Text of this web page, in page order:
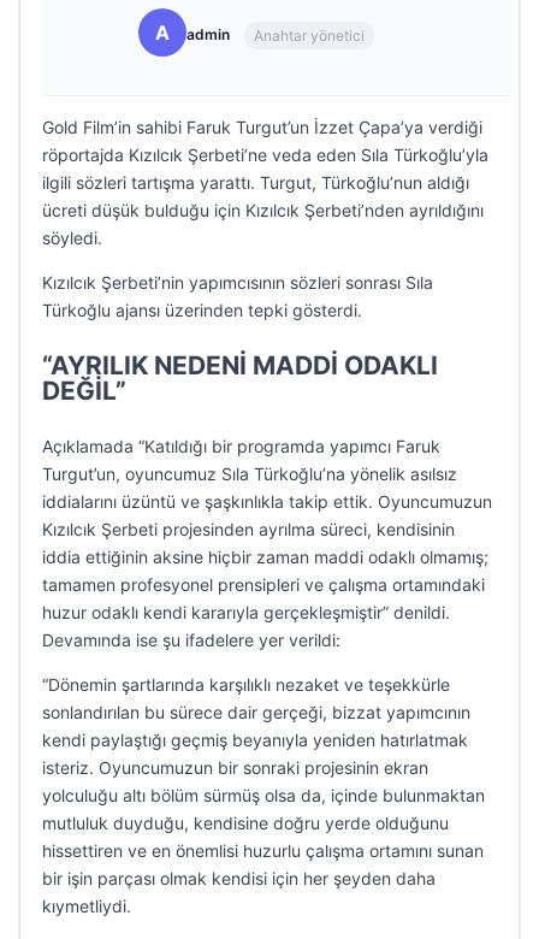
A admin Anahtar yönetici
Gold Film’in sahibi Faruk Turgut’un İzzet Çapa’ya verdiği
röportajda Kızılcık Şerbeti’ne veda eden Sıla Türkoğlu’yla
ilgili sözleri tartışma yarattı. Turgut, Türkoğlu’nun aldığı
ücreti düşük bulduğu için Kızılcık Şerbeti’nden ayrıldığını
söyledi.
Kızılcık Şerbeti’nin yapımcısının sözleri sonrası Sıla
Türkoğlu ajansı üzerinden tepki gösterdi.
“AYRILIK NEDENİ MADDİ ODAKLI
DEĞİL”
Açıklamada “Katıldığı bir programda yapımcı Faruk
Turgut’un, oyuncumuz Sıla Türkoğlu’na yönelik asılsız
iddialarını üzüntü ve şaşkınlıkla takip ettik. Oyuncumuzun
Kızılcık Şerbeti projesinden ayrılma süreci, kendisinin
iddia ettiğinin aksine hiçbir zaman maddi odaklı olmamış;
tamamen profesyonel prensipleri ve çalışma ortamındaki
huzur odaklı kendi kararıyla gerçekleşmiştir” denildi.
Devamında ise şu ifadelere yer verildi:
“Dönemin şartlarında karşılıklı nezaket ve teşekkürle
sonlandırılan bu sürece dair gerçeği, bizzat yapımcının
kendi paylaştığı geçmiş beyanıyla yeniden hatırlatmak
isteriz. Oyuncumuzun bir sonraki projesinin ekran
yolculuğu altı bölüm sürmüş olsa da, içinde bulunmaktan
mutluluk duyduğu, kendisine doğru yerde olduğunu
hissettiren ve en önemlisi huzurlu çalışma ortamını sunan
bir işin parçası olmak kendisi için her şeyden daha
kıymetliydi.